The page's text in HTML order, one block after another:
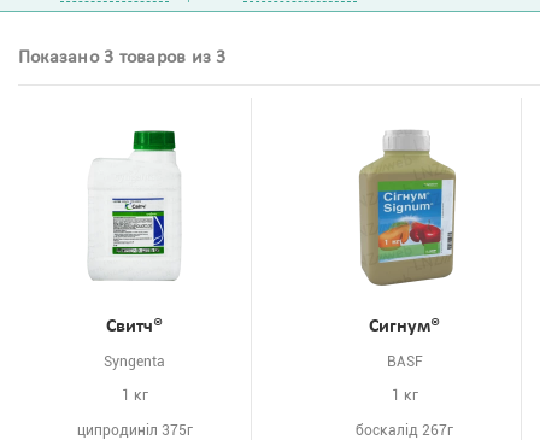
Показано 3 товаров из 3
Свитч®
Syngenta
1 кг
ципродиніл 375г
Сигнум®
BASF
1 кг
боскалід 267г